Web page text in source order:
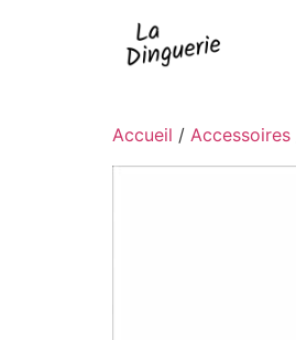
Accueil / Accessoires